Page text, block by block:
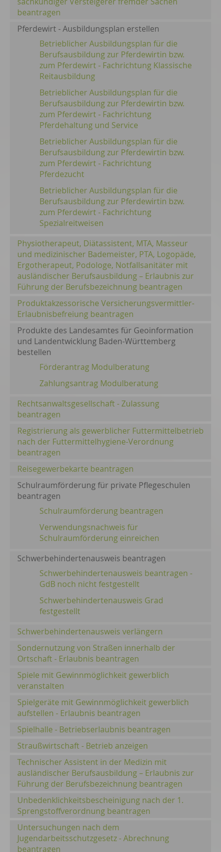
beantragen
Pferdewirt - Ausbildungsplan erstellen
Betrieblicher Ausbildungsplan für die
Berufsausbildung zur Pferdewirtin bzw.
zum Pferdewirt - Fachrichtung Klassische
Reitausbildung
Betrieblicher Ausbildungsplan für die
Berufsausbildung zur Pferdewirtin bzw.
zum Pferdewirt - Fachrichtung
Pferdehaltung und Service
Betrieblicher Ausbildungsplan für die
Berufsausbildung zur Pferdewirtin bzw.
zum Pferdewirt - Fachrichtung
Pferdezucht
Betrieblicher Ausbildungsplan für die
Berufsausbildung zur Pferdewirtin bzw.
zum Pferdewirt - Fachrichtung
Spezialreitweisen
Physiotherapeut, Diätassistent, MTA, Masseur
und medizinischer Bademeister, PTA, Logopäde,
Ergotherapeut, Podologe, Notfallsanitäter mit
ausländischer Berufsausbildung – Erlaubnis zur
Führung der Berufsbezeichnung beantragen
Produktakzessorische Versicherungsvermittler-
Erlaubnisbefreiung beantragen
Produkte des Landesamtes für Geoinformation
und Landentwicklung Baden-Württemberg
bestellen
Förderantrag Modulberatung
Zahlungsantrag Modulberatung
Rechtsanwaltsgesellschaft - Zulassung
beantragen
Registrierung als gewerblicher Futtermittelbetrieb
nach der Futtermittelhygiene-Verordnung
beantragen
Reisegewerbekarte beantragen
Schulraumförderung für private Pflegeschulen
beantragen
Schulraumförderung beantragen
Verwendungsnachweis für
Schulraumförderung einreichen
Schwerbehindertenausweis beantragen
Schwerbehindertenausweis beantragen -
GdB noch nicht festgestellt
Schwerbehindertenausweis Grad
festgestellt
Schwerbehindertenausweis verlängern
Sondernutzung von Straßen innerhalb der
Ortschaft - Erlaubnis beantragen
Spiele mit Gewinnmöglichkeit gewerblich
veranstalten
Spielgeräte mit Gewinnmöglichkeit gewerblich
aufstellen - Erlaubnis beantragen
Spielhalle - Betriebserlaubnis beantragen
Straußwirtschaft - Betrieb anzeigen
Technischer Assistent in der Medizin mit
ausländischer Berufsausbildung – Erlaubnis zur
Führung der Berufsbezeichnung beantragen
Unbedenklichkeitsbescheinigung nach der 1.
Sprengstoffverordnung beantragen
Untersuchungen nach dem
Jugendarbeitsschutzgesetz - Abrechnung
beantragen